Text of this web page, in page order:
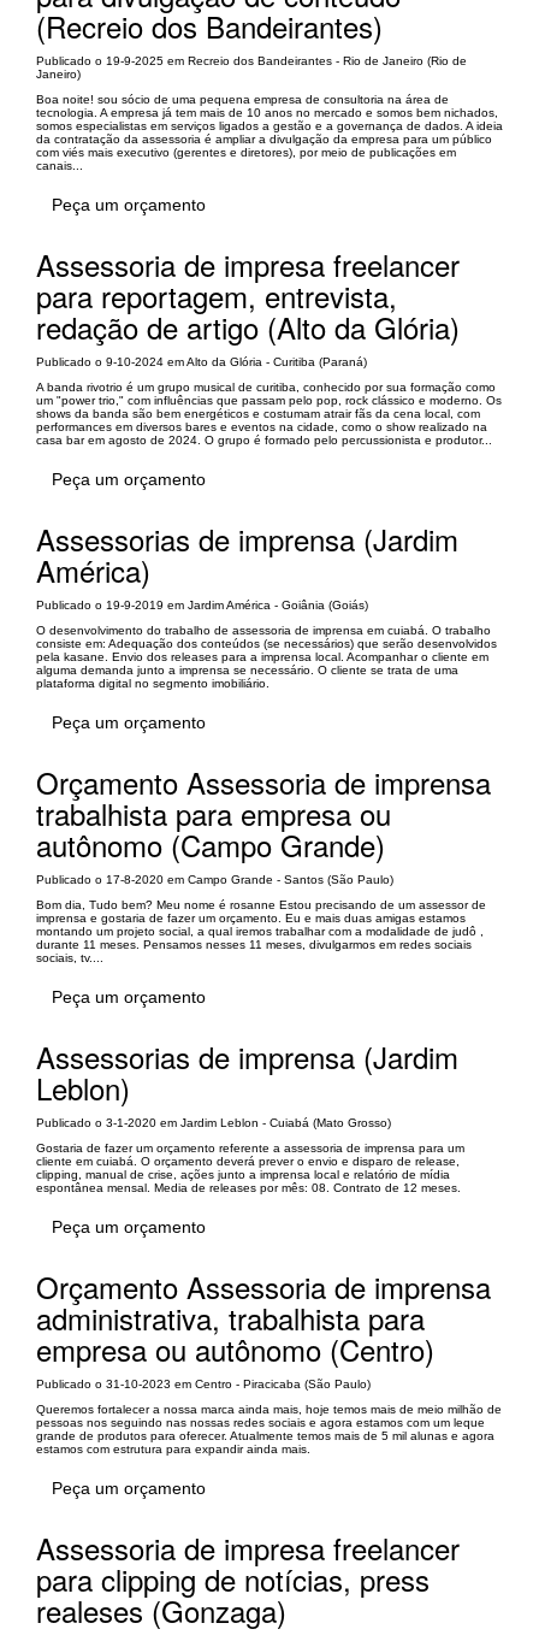
(Recreio dos Bandeirantes)
Publicado o 19-9-2025 em Recreio dos Bandeirantes - Rio de Janeiro (Rio de
Janeiro)
Boa noite! sou sócio de uma pequena empresa de consultoria na área de
tecnologia. A empresa já tem mais de 10 anos no mercado e somos bem nichados,
somos especialistas em serviços ligados a gestão e a governança de dados. A ideia
da contratação da assessoria é ampliar a divulgação da empresa para um público
com viés mais executivo (gerentes e diretores), por meio de publicações em
canais...
Peça um orçamento
Assessoria de impresa freelancer
para reportagem, entrevista,
redação de artigo (Alto da Glória)
Publicado o 9-10-2024 em Alto da Glória - Curitiba (Paraná)
A banda rivotrio é um grupo musical de curitiba, conhecido por sua formação como
um "power trio," com influências que passam pelo pop, rock clássico e moderno. Os
shows da banda são bem energéticos e costumam atrair fãs da cena local, com
performances em diversos bares e eventos na cidade, como o show realizado na
casa bar em agosto de 2024. O grupo é formado pelo percussionista e produtor...
Peça um orçamento
Assessorias de imprensa (Jardim
América)
Publicado o 19-9-2019 em Jardim América - Goiânia (Goiás)
O desenvolvimento do trabalho de assessoria de imprensa em cuiabá. O trabalho
consiste em: Adequação dos conteúdos (se necessários) que serão desenvolvidos
pela kasane. Envio dos releases para a imprensa local. Acompanhar o cliente em
alguma demanda junto a imprensa se necessário. O cliente se trata de uma
plataforma digital no segmento imobiliário.
Peça um orçamento
Orçamento Assessoria de imprensa
trabalhista para empresa ou
autônomo (Campo Grande)
Publicado o 17-8-2020 em Campo Grande - Santos (São Paulo)
Bom dia, Tudo bem? Meu nome é rosanne Estou precisando de um assessor de
imprensa e gostaria de fazer um orçamento. Eu e mais duas amigas estamos
montando um projeto social, a qual iremos trabalhar com a modalidade de judô ,
durante 11 meses. Pensamos nesses 11 meses, divulgarmos em redes sociais
sociais, tv....
Peça um orçamento
Assessorias de imprensa (Jardim
Leblon)
Publicado o 3-1-2020 em Jardim Leblon - Cuiabá (Mato Grosso)
Gostaria de fazer um orçamento referente a assessoria de imprensa para um
cliente em cuiabá. O orçamento deverá prever o envio e disparo de release,
clipping, manual de crise, ações junto a imprensa local e relatório de mídia
espontânea mensal. Media de releases por mês: 08. Contrato de 12 meses.
Peça um orçamento
Orçamento Assessoria de imprensa
administrativa, trabalhista para
empresa ou autônomo (Centro)
Publicado o 31-10-2023 em Centro - Piracicaba (São Paulo)
Queremos fortalecer a nossa marca ainda mais, hoje temos mais de meio milhão de
pessoas nos seguindo nas nossas redes sociais e agora estamos com um leque
grande de produtos para oferecer. Atualmente temos mais de 5 mil alunas e agora
estamos com estrutura para expandir ainda mais.
Peça um orçamento
Assessoria de impresa freelancer
para clipping de notícias, press
realeses (Gonzaga)